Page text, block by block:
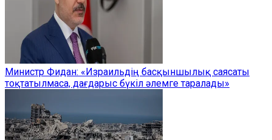
Министр Фидан: «Израильдің басқыншылық саясаты
тоқтатылмаса, дағдарыс бүкіл әлемге таралады»